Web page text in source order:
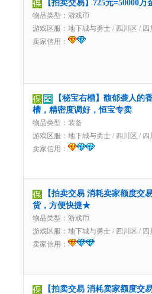
【拍卖交易】725元=50000
物品类型：游戏币
游戏区服： 地下城与勇士 / 四川区 / 四
卖家信用：
【秘宝右槽】馥郁袭人的
槽，精密度调好，恒宝专卖
物品类型：装备
游戏区服： 地下城与勇士 / 四川区 / 四
卖家信用：
【拍卖交易 消耗卖家额度交
货，方便快捷★
物品类型：游戏币
游戏区服： 地下城与勇士 / 四川区 / 四
卖家信用：
【拍卖交易 消耗卖家额度交